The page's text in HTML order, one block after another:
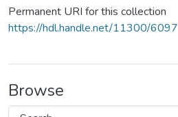
Permanent URI for this collection
https://hdl.handle.net/11300/6097
Browse